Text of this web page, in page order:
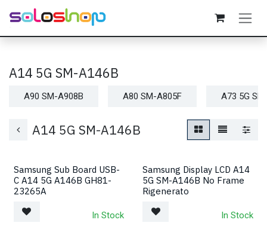
Passa al contenuto
A14 5G SM-A146B
A90 SM-A908B A80 SM-A805F A73 5G
A14 5G SM-A146B
Samsung Sub Board USB-
C A14 5G A146B GH81-
23265A
In Stock
Samsung Display LCD A14
5G SM-A146B No Frame
Rigenerato
In Stock